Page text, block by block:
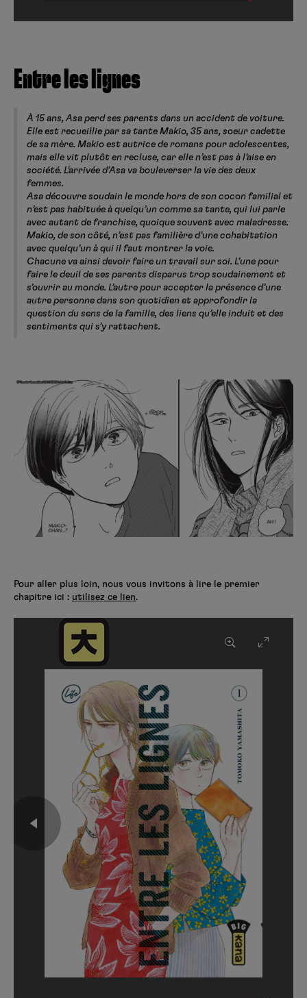
Entre les lignes
À 15 ans, Asa perd ses parents dans un accident de voiture.
Elle est recueillie par sa tante Makio, 35 ans, soeur cadette
de sa mère. Makio est autrice de romans pour adolescentes,
mais elle vit plutôt en recluse, car elle n’est pas à l’aise en
société. L’arrivée d’Asa va bouleverser la vie des deux
femmes.
Asa découvre soudain le monde hors de son cocon familial et
n’est pas habituée à quelqu’un comme sa tante, qui lui parle
avec autant de franchise, quoique souvent avec maladresse.
Makio, de son côté, n’est pas familière d’une cohabitation
avec quelqu’un à qui il faut montrer la voie.
Chacune va ainsi devoir faire un travail sur soi. L’une pour
faire le deuil de ses parents disparus trop soudainement et
s’ouvrir au monde. L’autre pour accepter la présence d’une
autre personne dans son quotidien et approfondir la
question du sens de la famille, des liens qu’elle induit et des
sentiments qui s’y rattachent.
Pour aller plus loin, nous vous invitons à lire le premier
chapitre ici : utilisez ce lien.